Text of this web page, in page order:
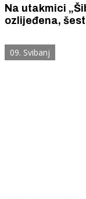
Na utakmici
ozlijeđena,
bengalki,
09. Svibanj